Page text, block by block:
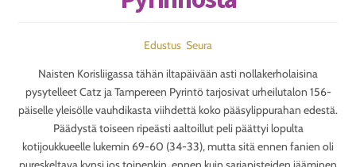
Edustus Seura
Naisten Korisliigassa tähän iltapäivään asti nollakerholaisina
pysytelleet Catz ja Tampereen Pyrintö tarjosivat urheilutalon 156-
päiselle yleisölle vauhdikasta viihdettä koko pääsylippurahan edestä.
Päädystä toiseen ripeästi aaltoillut peli päättyi lopulta
kotijoukkueelle lukemin 69-60 (34-33), mutta sitä ennen fanien oli